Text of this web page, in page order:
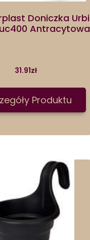
Doniczka Urbi
Antracytowa
31.91zł
Produktu